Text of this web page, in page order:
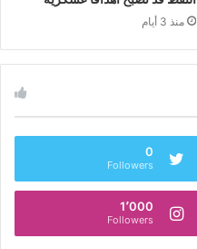
منذ 3 أيام
0
Followers
1٬000
Followers